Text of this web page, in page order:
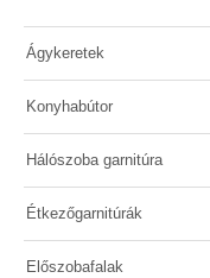
Ágykeretek
Konyhabútor
Hálószoba garnitúra
Étkezőgarnitúrák
Előszobafalak